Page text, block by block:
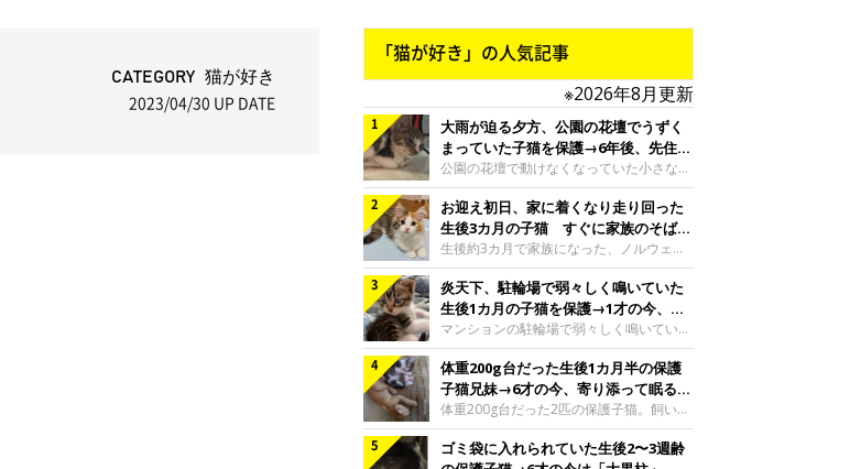
CATEGORY 猫が好き
2023/04/30 UP DATE
「猫が好き」の人気記事
※2026年8月更新
大雨が迫る夕方、公園の花壇でうずく
まっていた子猫を保護→6年後、先住猫
と“姉妹”のような関係に
公園の花壇で動けなくなっていた小さな子
猫。家族に迎えられてから6年、先住猫と
の間には深い絆が育まれていました。保護
当時のティダちゃん。
@muumuu62197189紹介するのは、
X（旧Twitter）ユーザー
@muumuu62197189さんの愛猫・ティダ
ちゃん（取材時6才）の成長記録です。こ
ちらは、生後3カ月ごろのティダちゃん。
飼い主さんが出会ったのは、夜から大雨に
なると予報されていた日の夕方でした。花
壇で動けずにいた子猫保護したばかりのテ
ィダちゃん。@muumuu62197189飼い主
さんは、公園の
お迎え初日、家に着くなり走り回った
生後3カ月の子猫 すぐに家族のそばで
落ち着く姿に「迎えてよかった」
生後約3カ月で家族になった、ノルウェー
ジャンフォレストキャットの子猫。お迎え
翌日には、すでに家でくつろぐ様子を見せ
ていました。お迎え翌日、ベッドでうとう
とするむうちゃんお迎え翌日のむうちゃ
ん。@umimugi0304紹介するのは、
Instagramユーザー@umimugi0304さんの
愛猫・むうちゃん（撮影時、生後約3カ月
／ノルウェージャンフォレストキャッ
ト）。こちらは、お迎え翌日に撮影された
一枚。ゴハンをお腹いっぱい食べたむうち
炎天下、駐輪場で弱々しく鳴いていた
生後1カ月の子猫を保護→1才の今、筋
肉質でツンデレなコに成長
マンションの駐輪場で弱々しく鳴いてい
た、生後1カ月ほどの子猫。家族に迎えら
れてから1年、体も行動も大きく成長しま
した。炎天下の駐輪場で鳴いていた小さな
子猫保護当時のモモちゃん。@Kingponzu
紹介するのは、X（旧Twitter）ユーザー
@Kingponzuさんの愛猫・モモちゃん（取
体重200g台だった生後1カ月半の保護
子猫兄妹→6才の今、寄り添って眠る姿
にほっこり！
体重200g台だった2匹の保護子猫。飼い主
さんの家族になってから6年、ともに成長
するなかで、2匹の関係にも少しずつ変化
ゴミ袋に入れられていた生後2〜3週齢